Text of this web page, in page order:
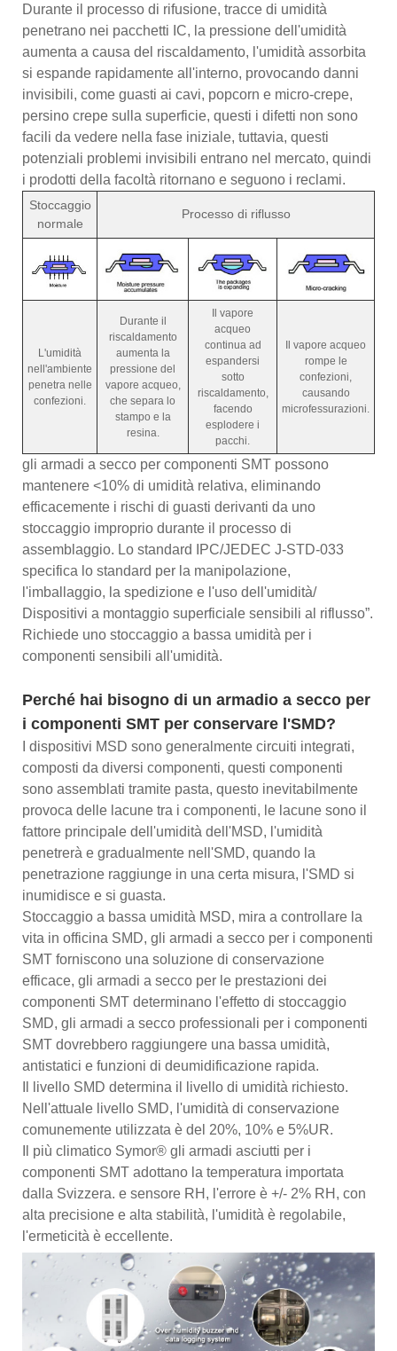
Durante il processo di rifusione, tracce di umidità
penetrano nei pacchetti IC, la pressione dell'umidità
aumenta a causa del riscaldamento, l'umidità assorbita
si espande rapidamente all'interno, provocando danni
invisibili, come guasti ai cavi, popcorn e micro-crepe,
persino crepe sulla superficie, questi i difetti non sono
facili da vedere nella fase iniziale, tuttavia, questi
potenziali problemi invisibili entrano nel mercato, quindi
i prodotti della facoltà ritornano e seguono i reclami.
Stoccaggio
normale
Processo di riflusso
L'umidità
nell'ambiente
penetra nelle
confezioni.
Durante il
riscaldamento
aumenta la
pressione del
vapore acqueo,
che separa lo
stampo e la
resina.
Il vapore
acqueo
continua ad
espandersi
sotto
riscaldamento,
facendo
esplodere i
pacchi.
Il vapore acqueo
rompe le
confezioni,
causando
microfessurazioni.
gli armadi a secco per componenti SMT possono
mantenere <10% di umidità relativa, eliminando
efficacemente i rischi di guasti derivanti da uno
stoccaggio improprio durante il processo di
assemblaggio. Lo standard IPC/JEDEC J-STD-033
specifica lo standard per la manipolazione,
l'imballaggio, la spedizione e l'uso dell'umidità/
Dispositivi a montaggio superficiale sensibili al riflusso”.
Richiede uno stoccaggio a bassa umidità per i
componenti sensibili all'umidità.
Perché hai bisogno di un armadio a secco per
i componenti SMT per conservare l'SMD?
I dispositivi MSD sono generalmente circuiti integrati,
composti da diversi componenti, questi componenti
sono assemblati tramite pasta, questo inevitabilmente
provoca delle lacune tra i componenti, le lacune sono il
fattore principale dell'umidità dell'MSD, l'umidità
penetrerà e gradualmente nell'SMD, quando la
penetrazione raggiunge in una certa misura, l'SMD si
inumidisce e si guasta.
Stoccaggio a bassa umidità MSD, mira a controllare la
vita in officina SMD, gli armadi a secco per i componenti
SMT forniscono una soluzione di conservazione
efficace, gli armadi a secco per le prestazioni dei
componenti SMT determinano l'effetto di stoccaggio
SMD, gli armadi a secco professionali per i componenti
SMT dovrebbero raggiungere una bassa umidità,
antistatici e funzioni di deumidificazione rapida.
Il livello SMD determina il livello di umidità richiesto.
Nell'attuale livello SMD, l'umidità di conservazione
comunemente utilizzata è del 20%, 10% e 5%UR.
Il più climatico Symor® gli armadi asciutti per i
componenti SMT adottano la temperatura importata
dalla Svizzera. e sensore RH, l'errore è +/- 2% RH, con
alta precisione e alta stabilità, l'umidità è regolabile,
l'ermeticità è eccellente.